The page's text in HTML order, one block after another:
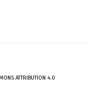
ATTRIBUTION 4.0